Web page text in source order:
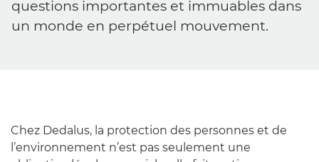
questions importantes et immuables dans
un monde en perpétuel mouvement.
Chez Dedalus, la protection des personnes et de
l’environnement n’est pas seulement une